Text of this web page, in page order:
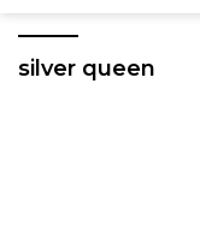
silver queen